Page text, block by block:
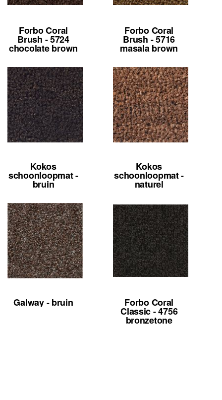
Forbo Coral
Brush - 5724
chocolate brown
Forbo Coral
Brush - 5716
masala brown
Kokos
schoonloopmat -
bruin
Kokos
schoonloopmat -
naturel
Galway - bruin Forbo Coral
Classic - 4756
bronzetone